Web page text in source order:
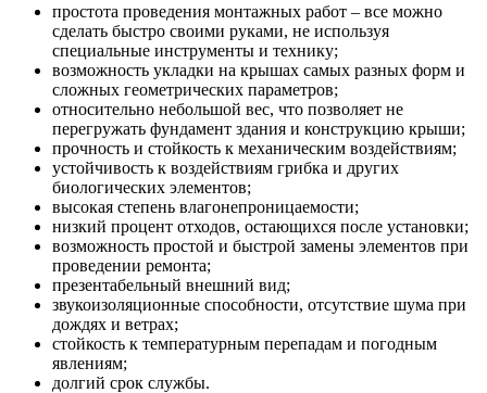
простота проведения монтажных работ – все можно
сделать быстро своими руками, не используя
специальные инструменты и технику;
возможность укладки на крышах самых разных форм и
сложных геометрических параметров;
относительно небольшой вес, что позволяет не
перегружать фундамент здания и конструкцию крыши;
прочность и стойкость к механическим воздействиям;
устойчивость к воздействиям грибка и других
биологических элементов;
высокая степень влагонепроницаемости;
низкий процент отходов, остающихся после установки;
возможность простой и быстрой замены элементов при
проведении ремонта;
презентабельный внешний вид;
звукоизоляционные способности, отсутствие шума при
дождях и ветрах;
стойкость к температурным перепадам и погодным
явлениям;
долгий срок службы.